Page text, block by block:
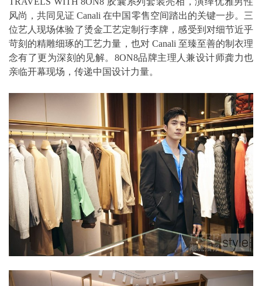
风尚，共同见证 Canali 在中国零售空间踏出的关键一步。三
位艺人现场体验了烫金工艺定制行李牌，感受到对细节近乎
苛刻的精雕细琢的工艺力量，也对 Canali 至臻至善的制衣理
念有了更为深刻的见解。8ON8品牌主理人兼设计师龚力也
亲临开幕现场，传递中国设计力量。